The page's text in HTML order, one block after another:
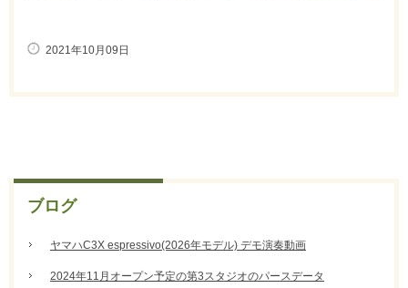
2021年10月09日
ブログ
ヤマハC3X espressivo(2026年モデル) デモ演奏動画
2024年11月オープン予定の第3スタジオのパースデータ